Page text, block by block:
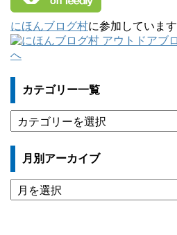
にほんブログ村に参加しています
カテゴリー一覧
テ
ゴ
ー
一
覧
月別アーカイブ
月
別